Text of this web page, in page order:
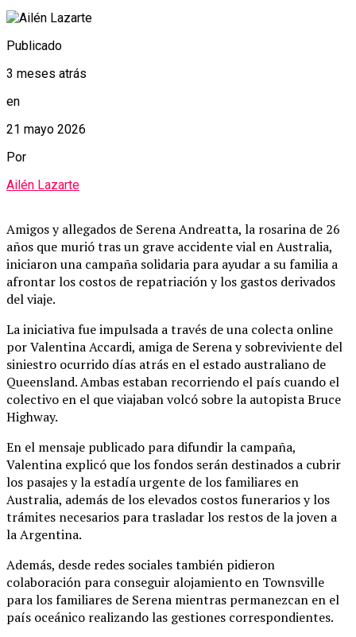
Publicado
3 meses atrás
en
21 mayo 2026
Por
Ailén Lazarte
Amigos y allegados de Serena Andreatta, la rosarina de 26
años que murió tras un grave accidente vial en Australia,
iniciaron una campaña solidaria para ayudar a su familia a
afrontar los costos de repatriación y los gastos derivados
del viaje.
La iniciativa fue impulsada a través de una colecta online
por Valentina Accardi, amiga de Serena y sobreviviente del
siniestro ocurrido días atrás en el estado australiano de
Queensland. Ambas estaban recorriendo el país cuando el
colectivo en el que viajaban volcó sobre la autopista Bruce
Highway.
En el mensaje publicado para difundir la campaña,
Valentina explicó que los fondos serán destinados a cubrir
los pasajes y la estadía urgente de los familiares en
Australia, además de los elevados costos funerarios y los
trámites necesarios para trasladar los restos de la joven a
la Argentina.
Además, desde redes sociales también pidieron
colaboración para conseguir alojamiento en Townsville
para los familiares de Serena mientras permanezcan en el
país oceánico realizando las gestiones correspondientes.